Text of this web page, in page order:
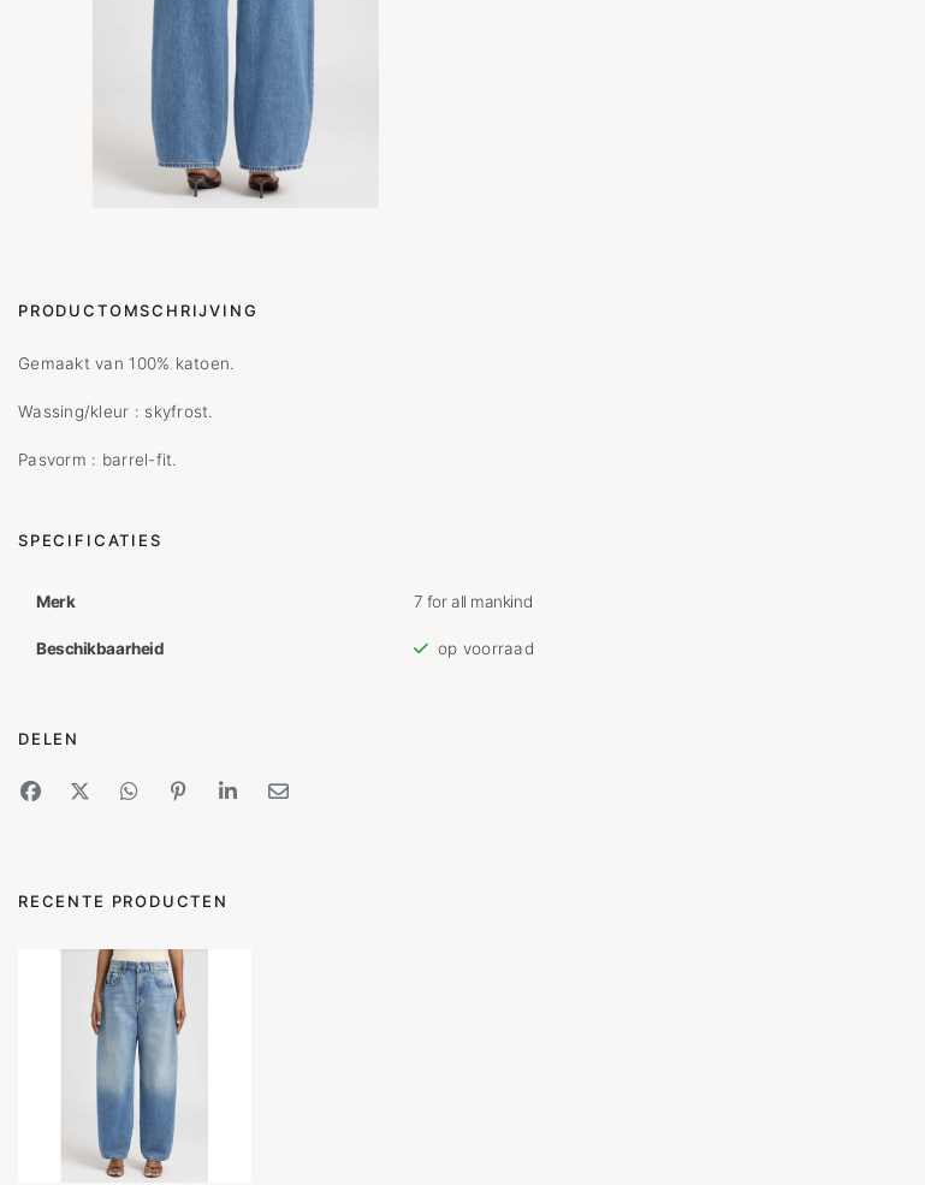
PRODUCTOMSCHRIJVING
Gemaakt van 100% katoen.
Wassing/kleur : skyfrost.
Pasvorm : barrel-fit.
SPECIFICATIES
Merk 7 for all mankind
Beschikbaarheid op voorraad
DELEN
RECENTE PRODUCTEN